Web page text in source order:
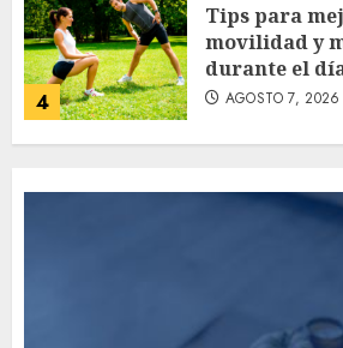
4
Tips para
movilidad y
durante el
AGOSTO 7, 2026